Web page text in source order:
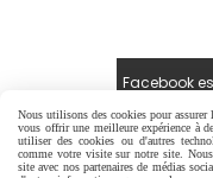
Facebook
Mentions Légales
Politique de
Nous utilisons des cookies pour
vous offrir une meilleure expérience à
utiliser des cookies ou d'autres
comme votre visite sur notre site.
site avec nos partenaires de médias